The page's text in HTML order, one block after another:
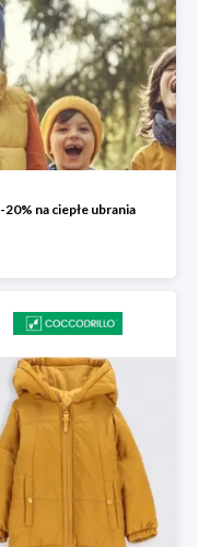
-20% na ciepłe ubrania